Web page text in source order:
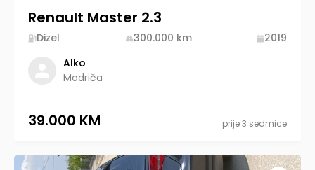
Renault Master 2.3
Dizel 300.000 km
2019
Alko
Modriča
39.000 KM prije 3 sedmice